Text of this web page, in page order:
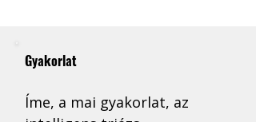
Gyakorlat
Íme, a mai gyakorlat, az